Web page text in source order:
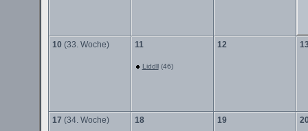
10 (33. Woche) 11
Liddll(46)
12
17 (34. Woche) 18 19